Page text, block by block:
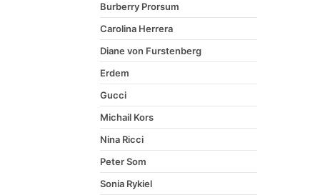
Burberry Prorsum
Carolina Herrera
Diane von Furstenberg
Erdem
Gucci
Michail Kors
Nina Ricci
Peter Som
Sonia Rykiel